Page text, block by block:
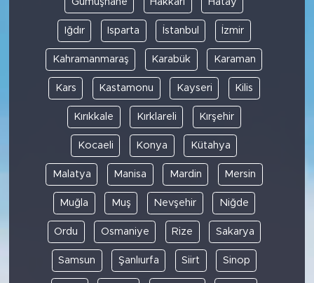
Iğdır Isparta İstanbul İzmir
Kahramanmaraş Karabük Karaman
Kars Kastamonu Kayseri Kilis
Kırıkkale Kırklareli Kırşehir
Kocaeli Konya Kütahya
Malatya Manisa Mardin Mersin
Muğla Muş Nevşehir Niğde
Ordu Osmaniye Rize Sakarya
Samsun Şanlıurfa Siirt Sinop